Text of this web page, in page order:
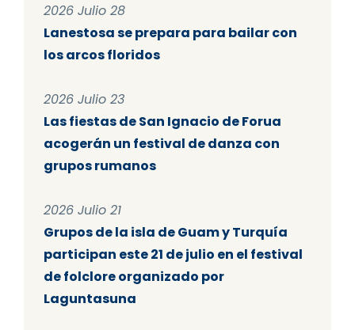
2026 Julio 28
Lanestosa se prepara para bailar con
los arcos floridos
2026 Julio 23
Las fiestas de San Ignacio de Forua
acogerán un festival de danza con
grupos rumanos
2026 Julio 21
Grupos de la isla de Guam y Turquía
participan este 21 de julio en el festival
de folclore organizado por
Laguntasuna